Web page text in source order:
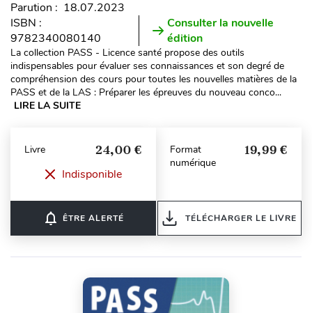
Parution : 18.07.2023
ISBN :
9782340080140
Consulter la nouvelle
édition
La collection PASS - Licence santé propose des outils
indispensables pour évaluer ses connaissances et son degré de
compréhension des cours pour toutes les nouvelles matières de la
PASS et de la LAS : Préparer les épreuves du nouveau conco...
LIRE LA SUITE
Livre 24,00 €
Indisponible
notifications_none ÊTRE ALERTÉ
Format
numérique
19,99 €
TÉLÉCHARGER LE LIVRE